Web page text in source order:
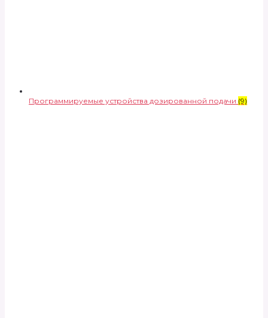
Программируемые устройства дозированной подачи (9)